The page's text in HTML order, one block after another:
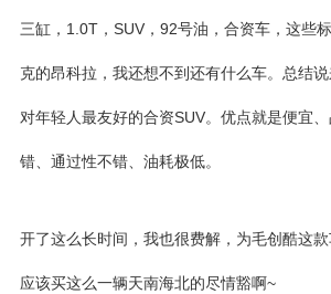
三缸，1.0T，SUV，92号油，合资车，这些
克的昂科拉 ，我还想不到还有什么车。总结
对年轻人最友好的合资SUV。优点就是便宜
错、通过性不错、油耗极低。
开了这么长时间，我也很费解，为毛创酷这
应该买这么一辆天南海北的尽情豁啊~